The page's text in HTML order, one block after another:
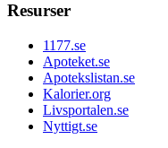
Resurser
1177.se
Apoteket.se
Apotekslistan.se
Kalorier.org
Livsportalen.se
Nyttigt.se